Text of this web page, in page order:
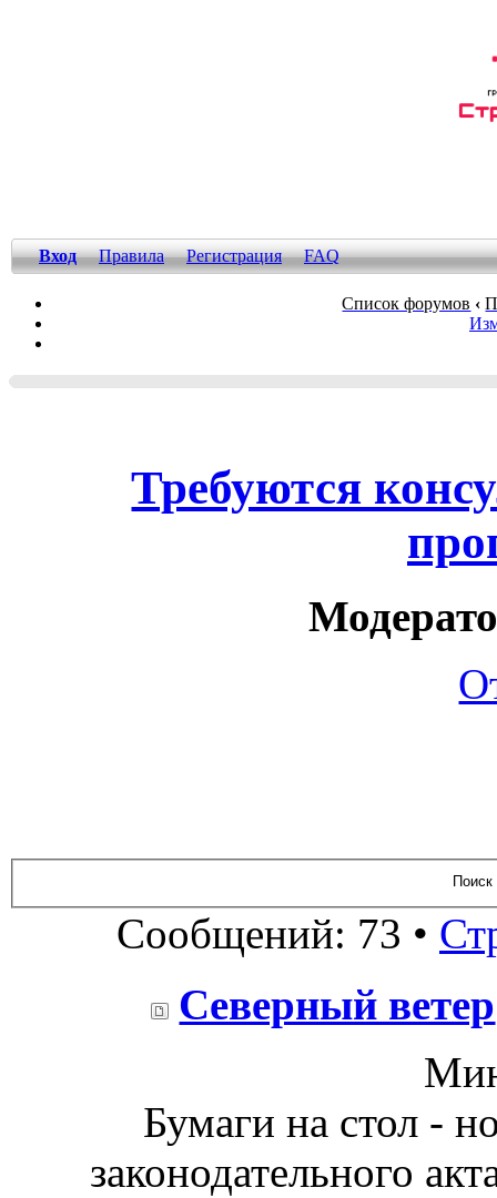
Вход Правила Регистрация FAQ
Список форумов ‹
Требуются
Сообщений: 73 •
Северный ветер
Бумаги на стол -
законодательного